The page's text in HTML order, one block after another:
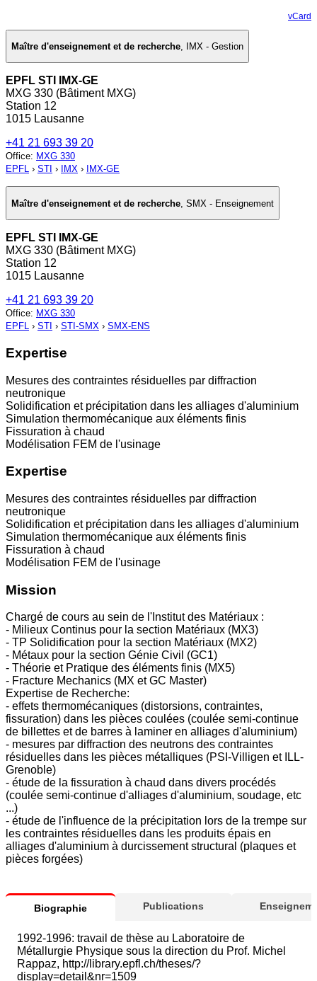
vCard
Maître d'enseignement et de recherche, IMX - Gestion
EPFL STI IMX-GE
MXG 330 (Bâtiment MXG)
Station 12
1015 Lausanne
+41 21 693 39 20
Office: MXG 330
EPFL › STI › IMX › IMX-GE
Maître d'enseignement et de recherche SMX - Enseignement
EPFL STI IMX-GE
MXG 330 (Bâtiment MXG)
Station 12
1015 Lausanne
+41 21 693 39 20
Office: MXG 330
EPFL › STI › STI-SMX › SMX-ENS
Expertise
Mesures des contraintes résiduelles par diffraction
neutronique
Solidification et précipitation dans les alliages d'aluminium
Simulation thermomécanique aux éléments finis
Fissuration à chaud
Modélisation FEM de l'usinage
Expertise
Mesures des contraintes résiduelles par diffraction
neutronique
Solidification et précipitation dans les alliages d'aluminium
Simulation thermomécanique aux éléments finis
Fissuration à chaud
Modélisation FEM de l'usinage
Mission
Chargé de cours au sein de l'Institut des Matériaux :
- Milieux Continus pour la section Matériaux (MX3)
- TP Solidification pour la section Matériaux (MX2)
- Métaux pour la section Génie Civil (GC1)
- Théorie et Pratique des éléments finis (MX5)
- Fracture Mechanics (MX et GC Master)
Expertise de Recherche:
- effets thermomécaniques (distorsions, contraintes,
fissuration) dans les pièces coulées (coulée semi-continue
de billettes et de barres à laminer en alliages d'aluminium)
- mesures par diffraction des neutrons des contraintes
résiduelles dans les pièces métalliques (PSI-Villigen et ILL-
Grenoble)
- étude de la fissuration à chaud dans divers procédés
(coulée semi-continue d'alliages d'aluminium, soudage, etc
...)
- étude de l'influence de la précipitation lors de la trempe sur
les contraintes résiduelles dans les produits épais en
alliages d'aluminium à durcissement structural (plaques et
pièces forgées)
Biographie Publications
1992-1996: travail de thèse au Laboratoire de
Métallurgie Physique sous la direction du Prof. Michel
Rappaz, http://library.epfl.ch/theses/?
display=detail&nr=1509